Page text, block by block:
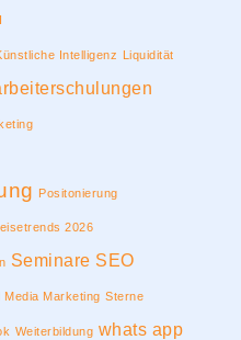
Intelligenz Liquidität
Positonierung
2026
Seminare SEO
Media Marketing Sterne
Weiterbildung whats app